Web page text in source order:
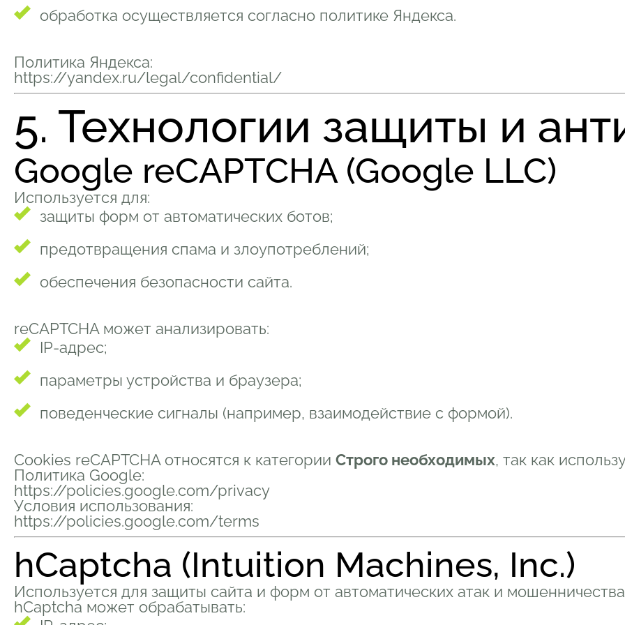
обработка осуществляется согласно политике Яндекса.
Политика Яндекса:
https://yandex.ru/legal/confidential/
5. Технологии защиты и
Google reCAPTCHA (Google LLC)
Используется для:
защиты форм от автоматических ботов;
предотвращения спама и злоупотреблений;
обеспечения безопасности сайта.
reCAPTCHA может анализировать:
IP-адрес;
параметры устройства и браузера;
поведенческие сигналы (например, взаимодействие с формой).
Cookies reCAPTCHA относятся к категории Строго необходимых, так как
Политика Google:
https://policies.google.com/privacy
Условия использования:
https://policies.google.com/terms
hCaptcha (Intuition Machines, Inc.)
Используется для защиты сайта и форм от автоматических атак и
hCaptcha может обрабатывать: